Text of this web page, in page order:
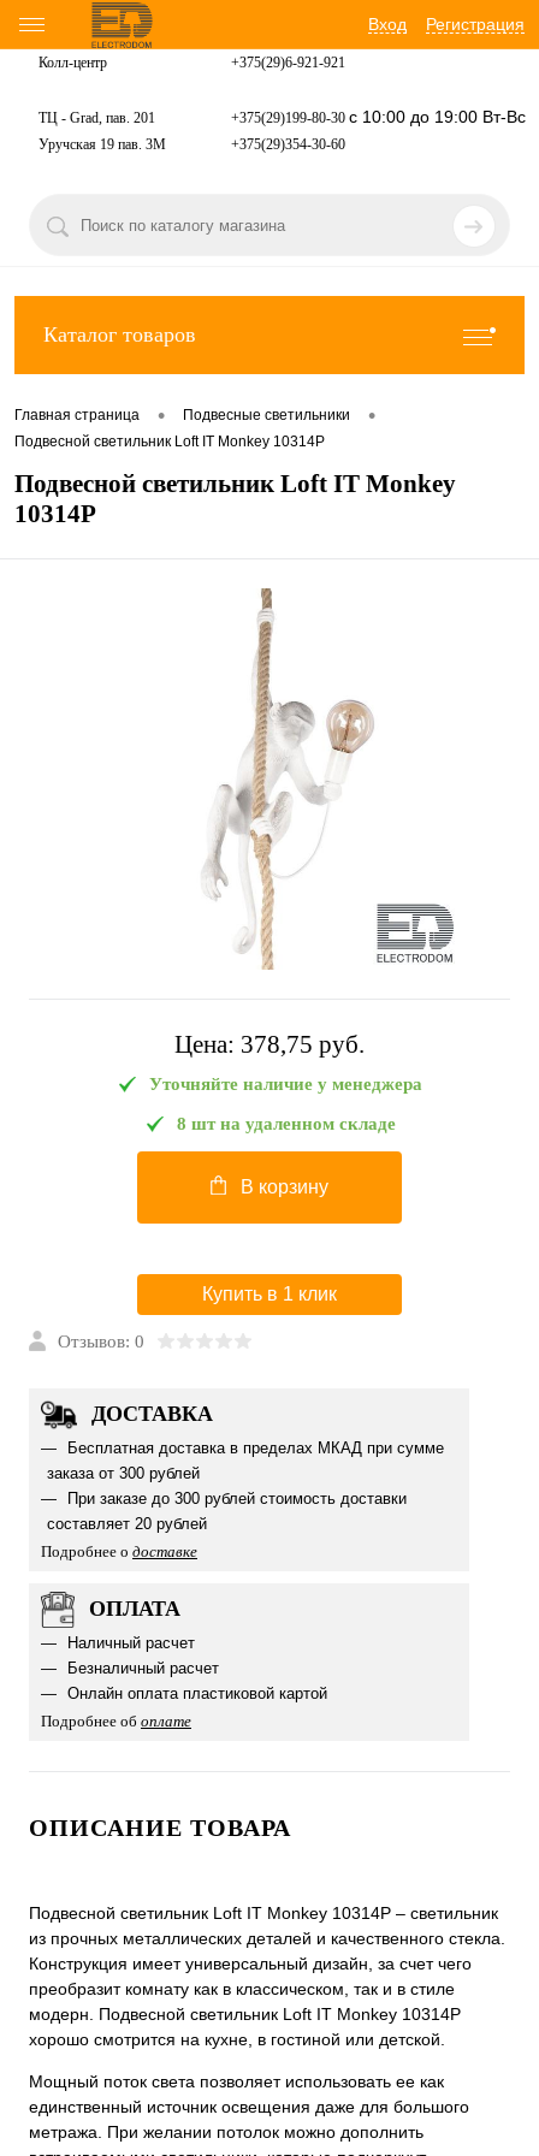
Вход Регистрация
Колл-центр +375(29)6-921-921
ТЦ - Grad, пав. 201 +375(29)199-80-30 с 10:00 до 19:00 Вт-Вс
Уручская 19 пав. 3М +375(29)354-30-60
Каталог товаров
Главная страница • Подвесные светильники •
Подвесной светильник Loft IT Monkey 10314P
Подвесной светильник Loft IT Monkey
10314P
Цена: 378,75 pуб.
Уточняйте наличие у менеджера
8 шт на удаленном складе
В корзину
Купить в 1 клик
Отзывов: 0
ДОСТАВКА
Бесплатная доставка в пределах МКАД при сумме
заказа от 300 рублей
При заказе до 300 рублей стоимость доставки
составляет 20 рублей
Подробнее о доставке
ОПЛАТА
Наличный расчет
Безналичный расчет
Онлайн оплата пластиковой картой
Подробнее об оплате
ОПИСАНИЕ ТОВАРА
Подвесной светильник Loft IT Monkey 10314P – светильник
из прочных металлических деталей и качественного стекла.
Конструкция имеет универсальный дизайн, за счет чего
преобразит комнату как в классическом, так и в стиле
модерн. Подвесной светильник Loft IT Monkey 10314P
хорошо смотрится на кухне, в гостиной или детской.
Мощный поток света позволяет использовать ее как
единственный источник освещения даже для большого
метража. При желании потолок можно дополнить